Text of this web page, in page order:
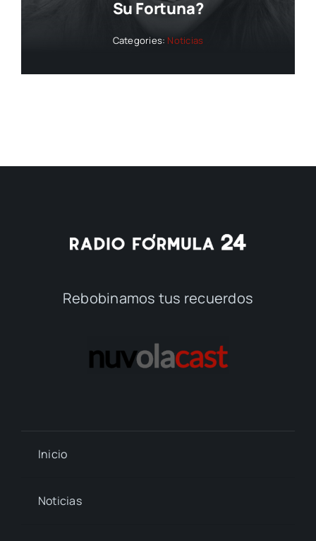
Su Fortuna?
Categories: Noticias
Rebobinamos tus recuerdos
Inicio
Noticias